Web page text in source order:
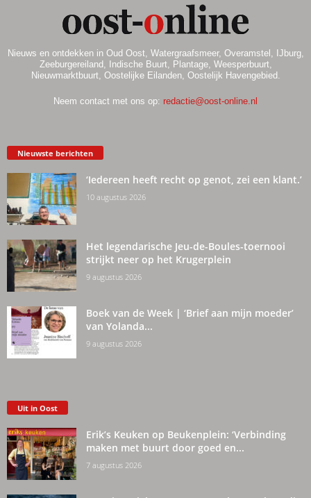
Nieuws en ontdekken in Oud Oost, Watergraafsmeer, Overamstel, IJburg,
Zeeburgereiland, Indische Buurt, Plantage, Weesperbuurt,
Nieuwmarktbuurt, Oostelijke Eilanden, Oostelijk Havengebied.
Neem contact met ons op: redactie@oost-online.nl
Nieuwste berichten
‘Iedereen heeft recht op genot, zei een klant.’
10 augustus 2026
Het legendarische Jeu-de-Boules-toernooi
strijkt neer op het Krugerplein
9 augustus 2026
Boek van de Week | ‘Brief aan mijn moeder’
van Yolanda...
9 augustus 2026
Uit in Oost
Erik’s Keuken op Beukenplein: ‘Verbinding
maken met buurt door goed en...
7 augustus 2026